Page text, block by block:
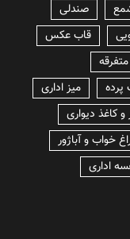
صندلی
قاب عکس
متفرقه
پرده
میز اداری
و کاغذ دیواری
خواب و آباژور
اداری